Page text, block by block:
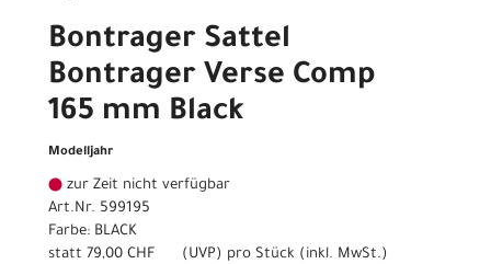
Bontrager Sattel
Bontrager Verse Comp
165 mm Black
Modelljahr
zur Zeit nicht verfügbar
Art.Nr. 599195
Farbe: BLACK
statt 79,00 CHF ( UVP ) pro Stück (inkl. MwSt.)